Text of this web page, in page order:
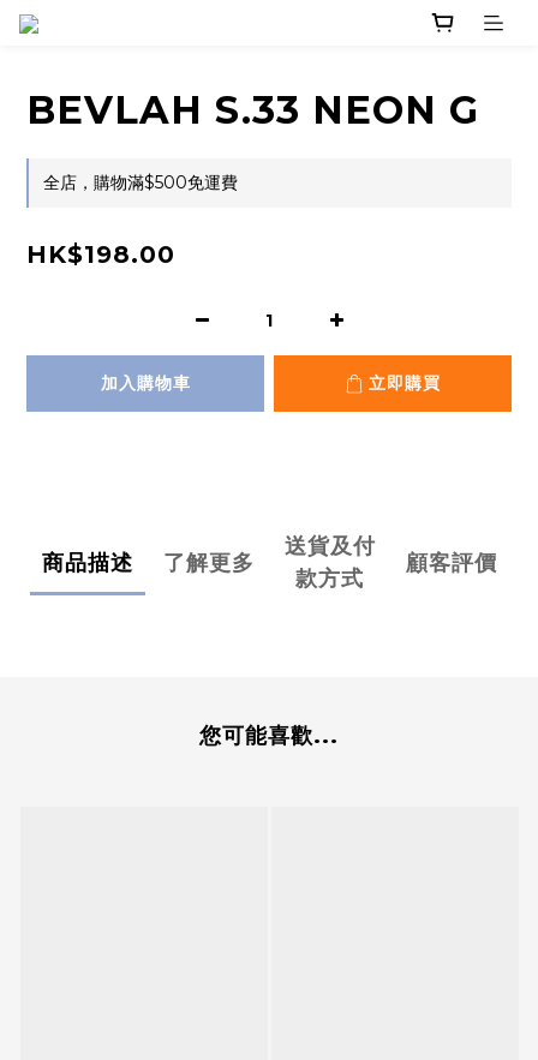
BEVLAH S.33 NEON G
全店，購物滿$500免運費
HK$198.00
加入購物車 立即購買
商品描述 了解更多
送貨及付
款方式
顧客評價
您可能喜歡...